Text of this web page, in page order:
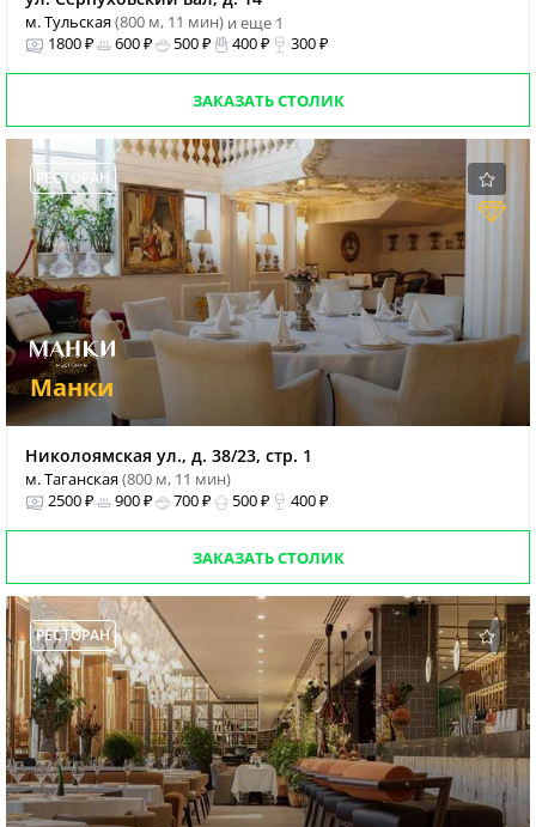
м. Тульская(800 м, 11 мин) и еще 1
1800 ₽
600 ₽ 500 ₽ 400 ₽ 300 ₽
ЗАКАЗАТЬ СТОЛИК
РЕСТОРАН
Манки
Николоямская ул., д. 38/23, стр. 1
м. Таганская(800 м, 11 мин)
2500 ₽
900 ₽ 700 ₽ 500 ₽ 400 ₽
ЗАКАЗАТЬ СТОЛИК
РЕСТОРАН